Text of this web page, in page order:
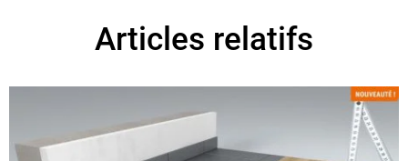
Articles relatifs